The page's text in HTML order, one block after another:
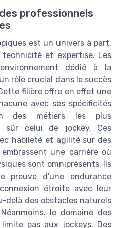
professionnels
est un univers à part,
technicité et expertise. Les
dédié à la
rôle crucial dans le succès
filière offre en effet une
avec ses spécificités
des métiers les plus
sûr celui de jockey. Ces
habileté et agilité sur des
une carrière où
sont omniprésents. Ils
preuve d'une endurance
étroite avec leur
delà des obstacles naturels
le domaine des
pas aux jockeys. Des